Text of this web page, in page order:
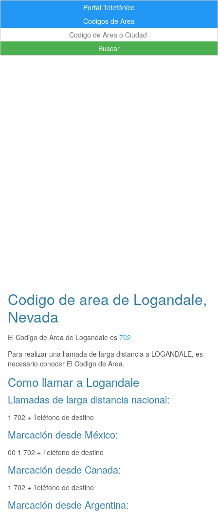
Portal Telefónico
Codigos de Area
Buscar
Codigo de area de Logandale,
Nevada
El Codigo de Area de Logandale es 702
Para realizar una llamada de larga distancia a LOGANDALE, es
necesario conocer El Codigo de Area.
Como llamar a Logandale
Llamadas de larga distancia nacional:
1 702 + Teléfono de destino
Marcación desde México:
00 1 702 + Teléfono de destino
Marcación desde Canada:
1 702 + Teléfono de destino
Marcación desde Argentina: